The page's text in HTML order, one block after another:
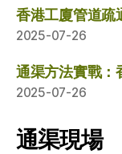
香港工廈管道疏
2025-07-26
通渠方法實戰：
2025-07-26
通渠現場